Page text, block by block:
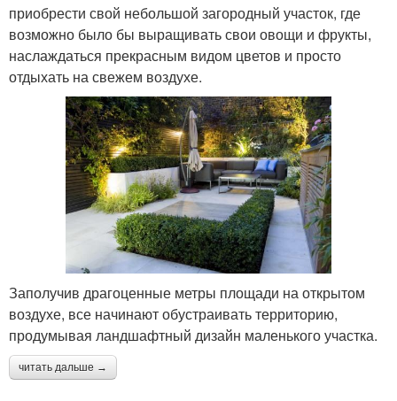
приобрести свой небольшой загородный участок, где
возможно было бы выращивать свои овощи и фрукты,
наслаждаться прекрасным видом цветов и просто
отдыхать на свежем воздухе.
Заполучив драгоценные метры площади на открытом
воздухе, все начинают обустраивать территорию,
продумывая ландшафтный дизайн маленького участка.
читать дальше →